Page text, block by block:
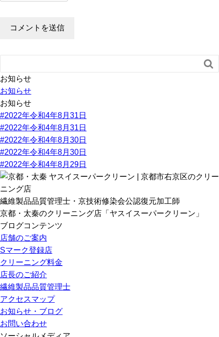

お知らせ
お知らせ
お知らせ
#2022年令和4年8月31日
#2022年令和4年8月31日
#2022年令和4年8月30日
#2022年令和4年8月30日
#2022年令和4年8月29日
繊維製品品質管理士・京技術修染会公認復元加工師
京都・太秦のクリーニング店「ヤスイスーパークリーン」
ブログコンテンツ
店舗のご案内
Sマーク登録店
クリーニング料金
店長のご紹介
繊維製品品質管理士
アクセスマップ
お知らせ・ブログ
お問い合わせ